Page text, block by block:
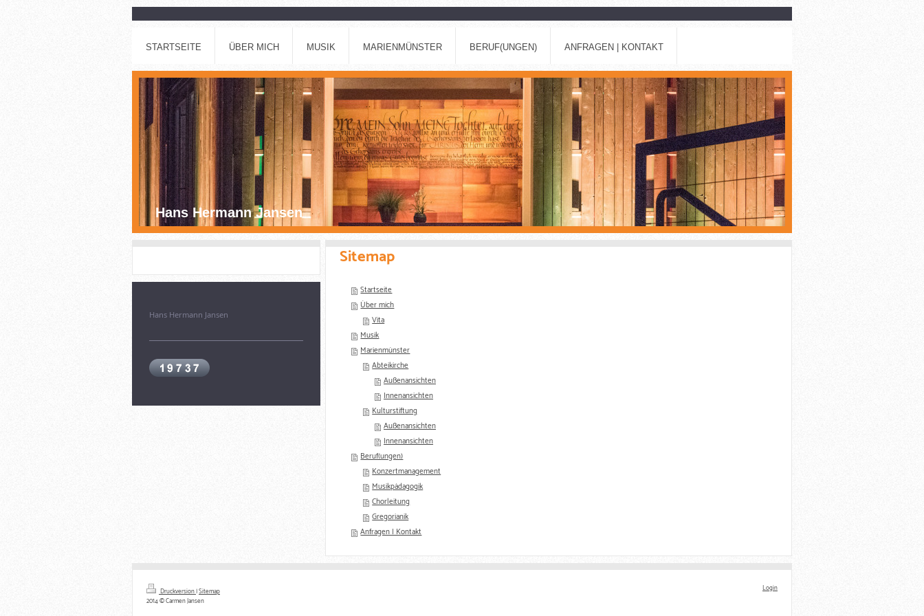
STARTSEITE ÜBER MICH MUSIK MARIENMÜNSTER BERUF(UNGEN) ANFRAGEN | KONTAKT
Hans Hermann Jansen
Sitemap
Startseite
Über mich
Vita
Musik
Marienmünster
Abteikirche
Außenansichten
Innenansichten
Kulturstiftung
Außenansichten
Innenansichten
Beruf(ungen)
Konzertmanagement
Musikpädagogik
Chorleitung
Gregorianik
Anfragen | Kontakt
Hans Hermann Jansen
Druckversion|Sitemap
2014 © Carmen Jansen
Login